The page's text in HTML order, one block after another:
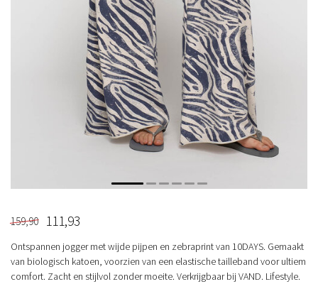
159,90 111,93
Ontspannen jogger met wijde pijpen en zebraprint van 10DAYS. Gemaakt
van biologisch katoen, voorzien van een elastische tailleband voor ultiem
comfort. Zacht en stijlvol zonder moeite. Verkrijgbaar bij VAND. Lifestyle.